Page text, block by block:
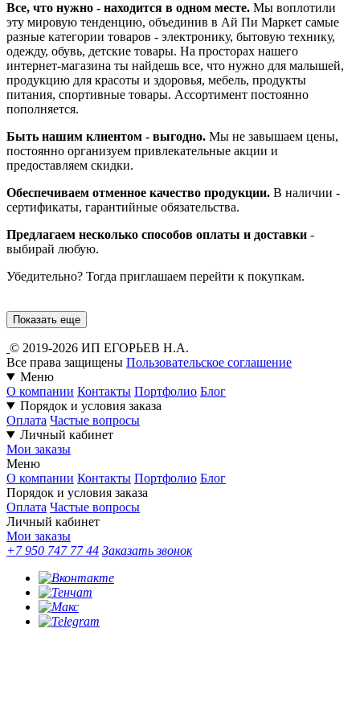
Все, что нужно - находится в одном месте. Мы воплотили
эту мировую тенденцию, объединив в Ай Пи Маркет самые
разные категории товаров - электронику, бытовую технику,
одежду, обувь, детские товары. На просторах нашего
интернет-магазина ты найдешь все, что нужно для малышей,
продукцию для красоты и здоровья, мебель, продукты
питания, спортивные товары. Ассортимент постоянно
пополняется.
Быть нашим клиентом - выгодно. Мы не завышаем цены,
постоянно организуем привлекательные акции и
предоставляем скидки.
Обеспечиваем отменное качество продукции. В наличии -
сертификаты, гарантийные обязательства.
Предлагаем несколько способов оплаты и доставки -
выбирай любую.
Убедительно? Тогда приглашаем перейти к покупкам.
Показать еще
© 2019-2026 ИП ЕГОРЬЕВ Н.А.
Все права защищены Пользовательское соглашение
Меню
О компании Контакты Портфолио Блог
Порядок и условия заказа
Оплата Частые вопросы
Личный кабинет
Мои заказы
Меню
О компании Контакты Портфолио Блог
Порядок и условия заказа
Оплата Частые вопросы
Личный кабинет
Мои заказы
+7 950 747 77 44 Заказать звонок